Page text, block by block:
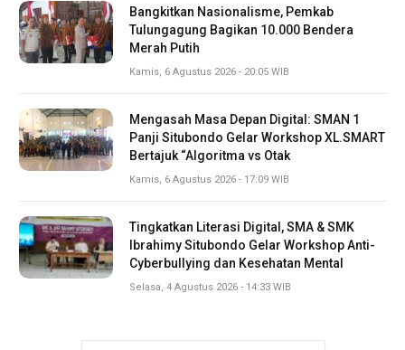
Bangkitkan Nasionalisme, Pemkab
Tulungagung Bagikan 10.000 Bendera
Merah Putih
Kamis, 6 Agustus 2026 - 20:05 WIB
Mengasah Masa Depan Digital: SMAN 1
Panji Situbondo Gelar Workshop XL.SMART
Bertajuk “Algoritma vs Otak
Kamis, 6 Agustus 2026 - 17:09 WIB
Tingkatkan Literasi Digital, SMA & SMK
Ibrahimy Situbondo Gelar Workshop Anti-
Cyberbullying dan Kesehatan Mental
Selasa, 4 Agustus 2026 - 14:33 WIB